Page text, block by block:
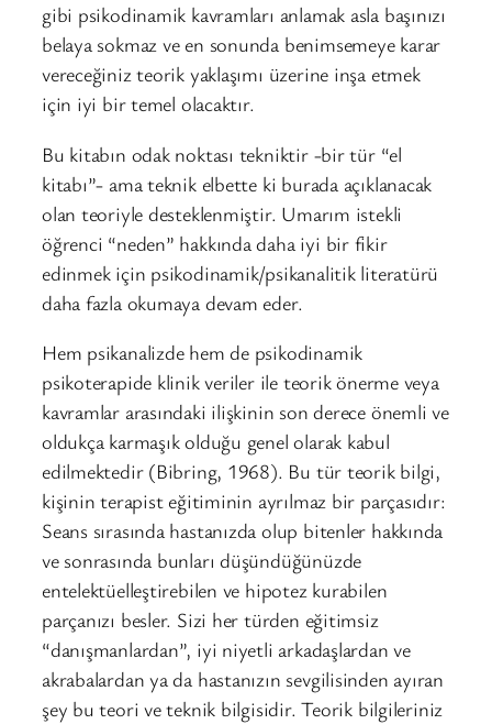
gibi psikodinamik kavramları anlamak asla başınızı
belaya sokmaz ve en sonunda benimsemeye karar
vereceğiniz teorik yaklaşımı üzerine inşa etmek
için iyi bir temel olacaktır.
Bu kitabın odak noktası tekniktir -bir tür “el
kitabı”- ama teknik elbette ki burada açıklanacak
olan teoriyle desteklenmiştir. Umarım istekli
öğrenci “neden” hakkında daha iyi bir fikir
edinmek için psikodinamik/psikanalitik literatürü
daha fazla okumaya devam eder.
Hem psikanalizde hem de psikodinamik
psikoterapide klinik veriler ile teorik önerme veya
kavramlar arasındaki ilişkinin son derece önemli ve
oldukça karmaşık olduğu genel olarak kabul
edilmektedir (Bibring, 1968). Bu tür teorik bilgi,
kişinin terapist eğitiminin ayrılmaz bir parçasıdır:
Seans sırasında hastanızda olup bitenler hakkında
ve sonrasında bunları düşündüğünüzde
entelektüelleştirebilen ve hipotez kurabilen
parçanızı besler. Sizi her türden eğitimsiz
“danışmanlardan”, iyi niyetli arkadaşlardan ve
akrabalardan ya da hastanızın sevgilisinden ayıran
şey bu teori ve teknik bilgisidir. Teorik bilgileriniz